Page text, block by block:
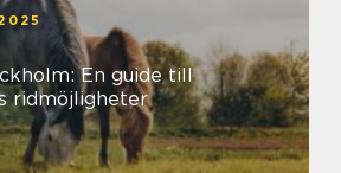
En guide till
ridmöjligheter